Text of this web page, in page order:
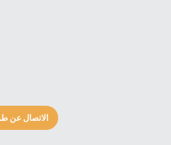
الاتصال عن